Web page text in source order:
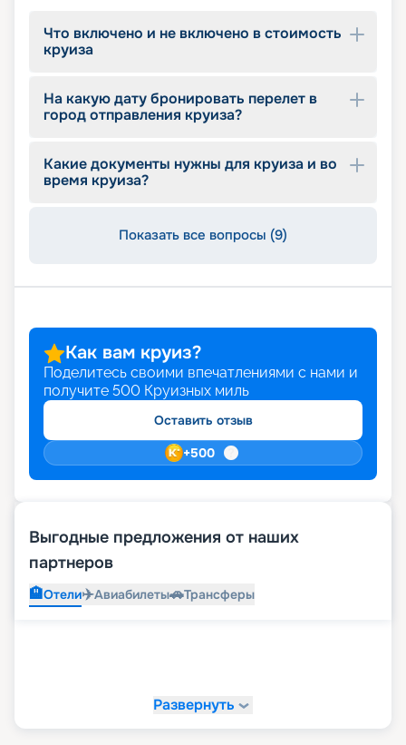
Что включено и не включено в стоимость
круиза
На какую дату бронировать перелет в
город отправления круиза?
Какие документы нужны для круиза и во
время круиза?
Показать все вопросы (9)
Как вам круиз?
Поделитесь своими впечатлениями с нами и
получите 500 Круизных миль
Оставить отзыв
+500
Выгодные предложения от наших
партнеров
🏨Отели✈️Авиабилеты🚗Трансферы
Развернуть